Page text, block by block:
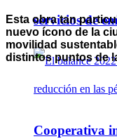
servicios de
Cooperativa
Esta obra tan
nuevo ícono de la
movilidad
distintos puntos de